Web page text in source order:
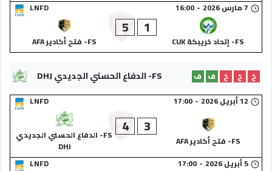
LNFD
7 مارس 2026 -
16:00
FS- إتحاد خريبكة CUK
1
5
FS- فتح أكادير AFA
FS- الدفاع الحسني الجديدي DHJ خ خ خ ف ف
LNFD
12 أبريل 2026 -
17:00
FS- فتح أكادير AFA
3
4
FS- الدفاع الحسني الجديدي
DHJ
LNFD
5 أبريل 2026 -
17:00